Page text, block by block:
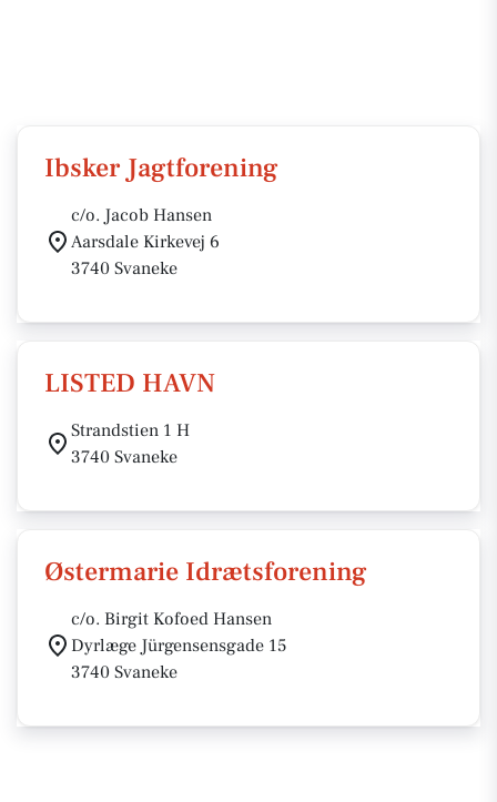
Ibsker Jagtforening
c/o. Jacob Hansen
Aarsdale Kirkevej 6
3740 Svaneke
LISTED HAVN
Strandstien 1 H
3740 Svaneke
Østermarie Idrætsforening
c/o. Birgit Kofoed Hansen
Dyrlæge Jürgensensgade 15
3740 Svaneke